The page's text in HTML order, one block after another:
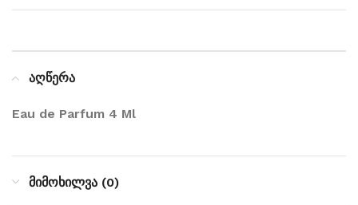
აღწერა
Eau de Parfum 4 Ml
მიმოხილვა (0)